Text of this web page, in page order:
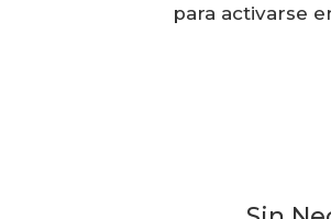
para activarse